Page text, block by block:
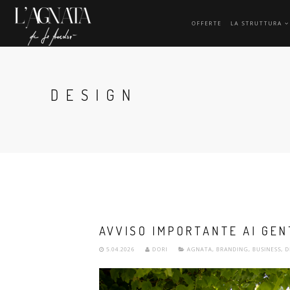
OFFERTE LA STRUTTURA
DESIGN
AVVISO IMPORTANTE AI
5.04.2026 DORI AGNATA, BRANDING , BUSINESS,